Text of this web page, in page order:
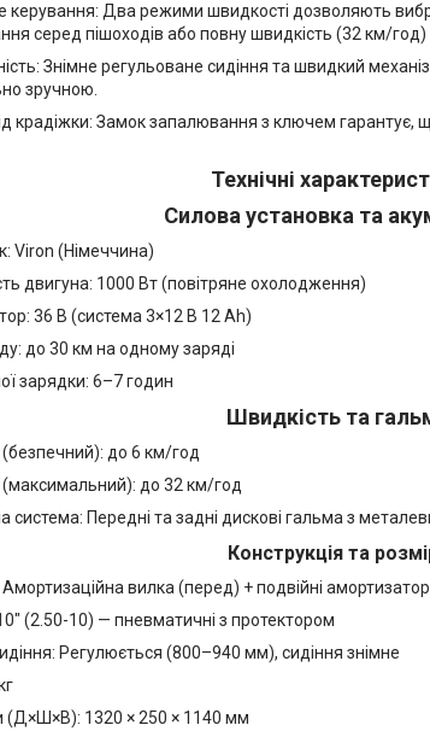
керування: Два режими швидкості дозволяють
серед пішоходів або повну швидкість (32 км/год)
Знімне регульоване сидіння та швидкий
зручною.
крадіжки: Замок запалювання з ключем гарантує,
Технічні
Силова установка та
Viron (Німеччина)
двигуна: 1000 Вт (повітряне охолодження)
36 В (система 3×12 В 12 Ah)
до 30 км на одному заряді
зарядки: 6–7 годин
Швидкість та
до 6 км/год
до 32 км/год
система: Передні та задні дискові гальма з
Конструкція та
Амортизаційна вилка (перед) + подвійні
(2.50-10) — пневматичні з протектором
Регулюється (800–940 мм), сидіння знімне
(Д×Ш×В): 1320 × 250 × 1140 мм